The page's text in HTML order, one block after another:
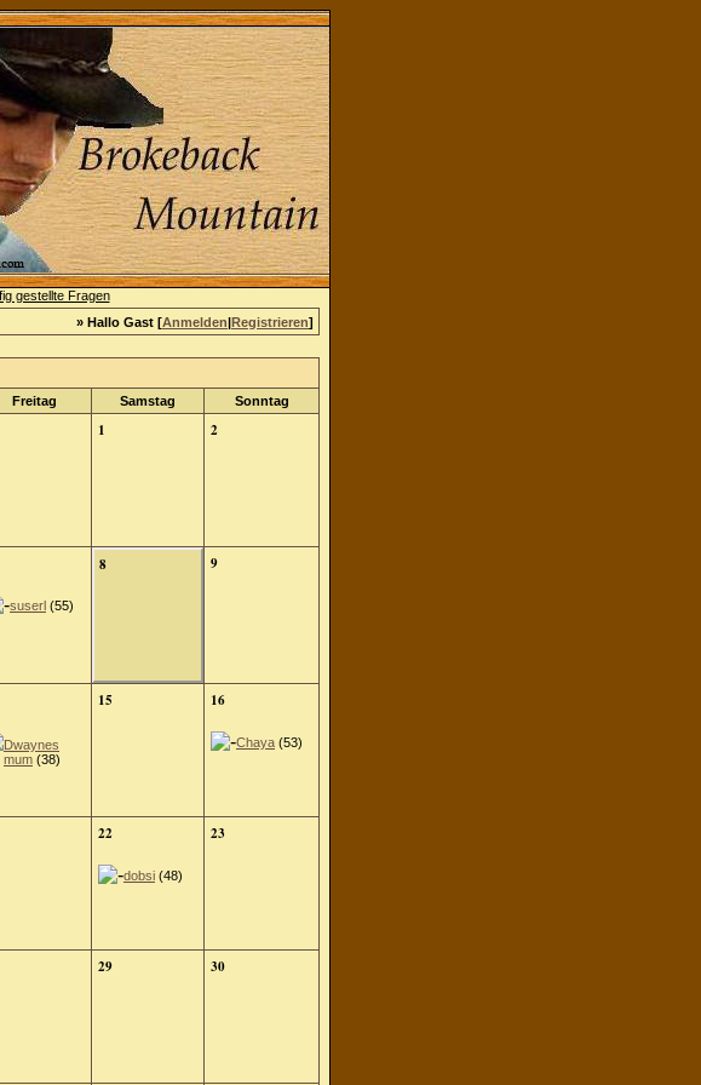
» Hallo Gast [Anmelden|Registrieren]
Freitag Samstag Sonntag
1 2
suserl (55)
8 9
Dwaynes
mum (38)
15 16
Chaya (53)
22
dobsi (48)
23
29 30